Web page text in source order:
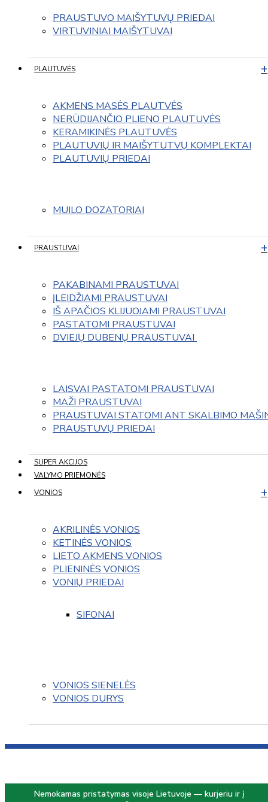
PRAUSTUVO MAIŠYTUVŲ PRIEDAI
VIRTUVINIAI MAIŠYTUVAI
PLAUTUVĖS
AKMENS MASĖS PLAUTVĖS
NERŪDIJANČIO PLIENO PLAUTUVĖS
KERAMIKINĖS PLAUTUVĖS
PLAUTUVIŲ IR MAIŠYTUTVŲ KOMPLEKTAI
PLAUTUVIŲ PRIEDAI
MUILO DOZATORIAI
PRAUSTUVAI
PAKABINAMI PRAUSTUVAI
ĮLEIDŽIAMI PRAUSTUVAI
IŠ APAČIOS KLIJUOJAMI PRAUSTUVAI
PASTATOMI PRAUSTUVAI
DVIEJŲ DUBENŲ PRAUSTUVAI
LAISVAI PASTATOMI PRAUSTUVAI
MAŽI PRAUSTUVAI
PRAUSTUVAI STATOMI ANT SKALBIMO
PRAUSTUVŲ PRIEDAI
SUPER AKCIJOS
VALYMO PRIEMONĖS
VONIOS
AKRILINĖS VONIOS
KETINĖS VONIOS
LIETO AKMENS VONIOS
PLIENINĖS VONIOS
VONIŲ PRIEDAI
SIFONAI
VONIOS SIENELĖS
VONIOS DURYS
Nemokamas pristatymas visoje Lietuvoje — kurjeriu ir į